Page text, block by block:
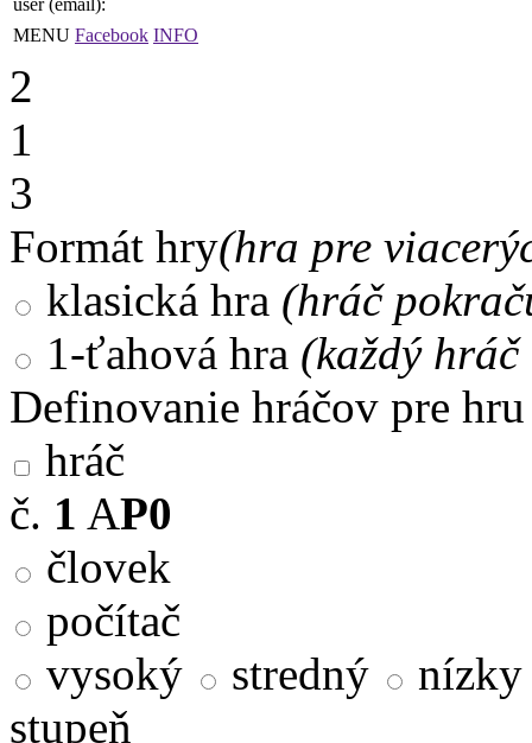
MENU Facebook INFO
2
1
3
Formát hry(hra pre
klasická hra (hráč
1-ťahová hra (každý
Definovanie hráčov pre hru
hráč
č. 1 AP0
človek
počítač
vysoký
stredný
nízky
stupeň